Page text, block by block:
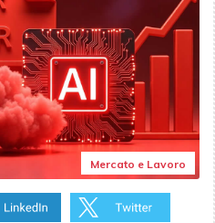
Mercato e Lavoro